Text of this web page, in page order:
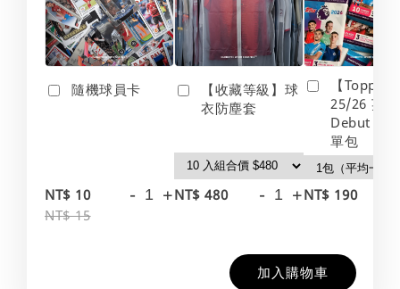
隨機球員卡
NT$ 10
NT$ 15
- +
【收藏等級】球
衣防塵套
NT$ 480 - +
【Topps】
25/26 英
Debut
單包
NT$ 190
加入購物車